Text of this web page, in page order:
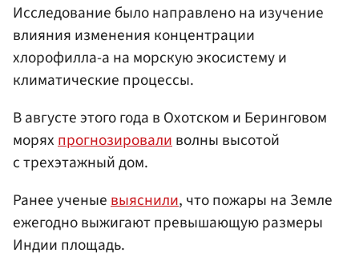
Исследование было направлено на изучение
влияния изменения концентрации
хлорофилла-а на морскую экосистему и
климатические процессы.
В августе этого года в Охотском и Беринговом
моряхпрогнозироваливолны высотой
с трехэтажный дом.
Ранее ученыевыяснили, что пожары на Земле
ежегодно выжигают превышающую размеры
Индии площадь.